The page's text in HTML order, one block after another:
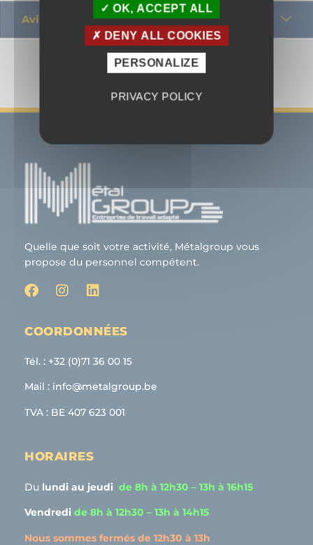
Avis clients
Quelle que soit votre activité, Métalgroup vous
propose du personnel compétent.
COORDONNÉES
Tél. : +32 (0)71 36 00 15
Mail : info@metalgroup.be
TVA : BE 407 623 001
HORAIRES
Du lundi au jeudi de 8h à 12h30 – 13h à 16h15
Vendredi de 8h à 12h30 – 13h à 14h15
Nous sommes fermés de 12h30 à 13h
OK, ACCEPT ALL
DENY ALL COOKIES
PERSONALIZE
PRIVACY POLICY